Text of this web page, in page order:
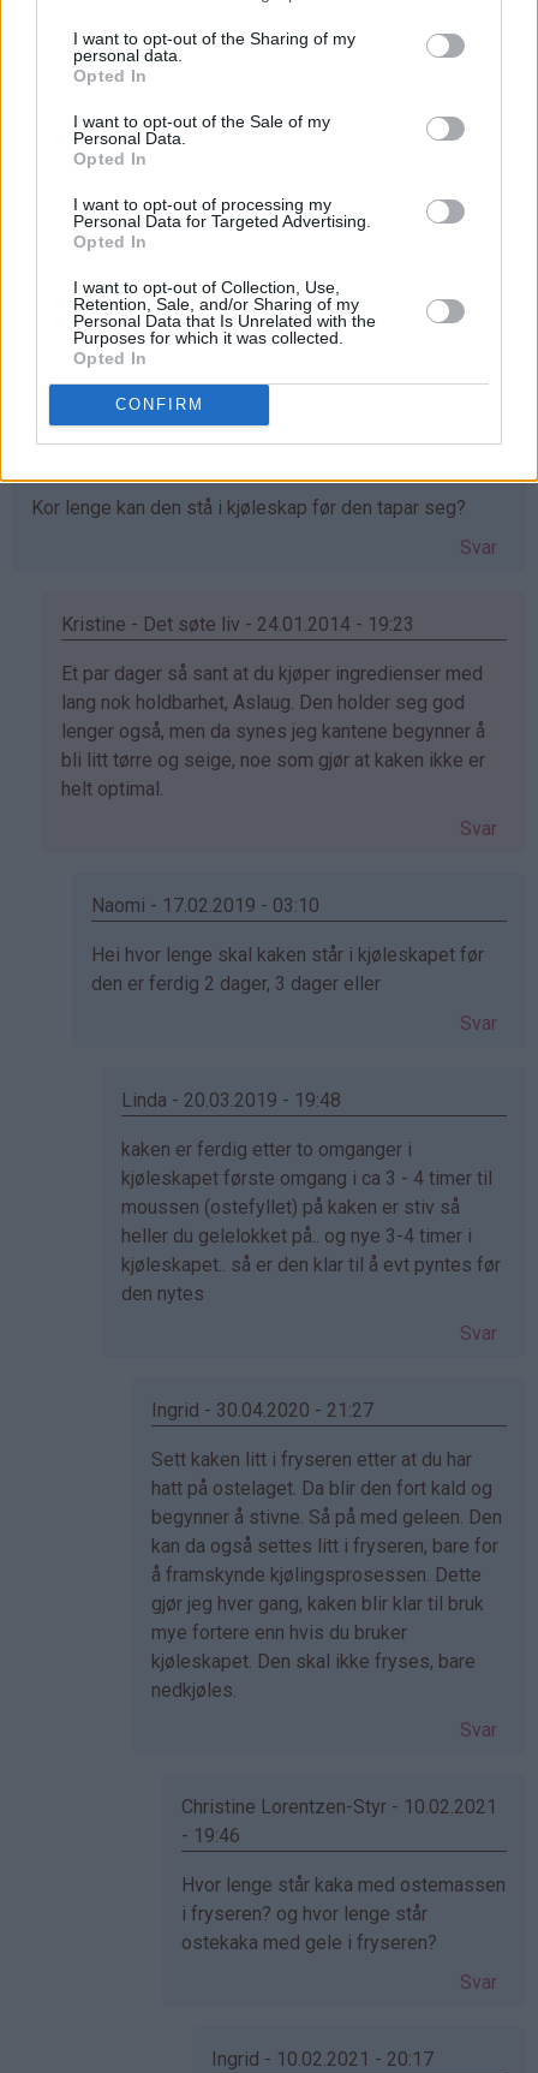
I want to opt-out of the Sharing of my
personal data.
Opted In
I want to opt-out of the Sale of my
Personal Data.
Opted In
I want to opt-out of processing my
Personal Data for Targeted Advertising.
Opted In
I want to opt-out of Collection, Use,
Retention, Sale, and/or Sharing of my
Personal Data that Is Unrelated with the
Purposes for which it was collected.
Opted In
CONFIRM
247 kommentarer
Kor lenge kan den stå i kjøleskap før den tapar seg?
Svar
Kristine - Det søte liv - 24.01.2014 - 19:23
Som
svar
på
av
Aslaug
Et par dager så sant at du kjøper ingredienser med
lang nok holdbarhet, Aslaug. Den holder seg god
lenger også, men da synes jeg kantene begynner å
bli litt tørre og seige, noe som gjør at kaken ikke er
helt optimal.
Svar
Naomi - 17.02.2019 - 03:10
Som
svar
Hei hvor lenge skal kaken står i kjøleskapet før
den er ferdig 2 dager, 3 dager eller
Svar
Linda - 20.03.2019 - 19:48
Som
svar
på
av
Naomi
(ikke
kaken er ferdig etter to omganger i
kjøleskapet første omgang i ca 3 - 4 timer til
moussen (ostefyllet) på kaken er stiv så
heller du gelelokket på.. og nye 3-4 timer i
kjøleskapet.. så er den klar til å evt pyntes før
den nytes
Svar
Ingrid - 30.04.2020 - 21:27
Som
svar
på
av
Linda
(ikke
bekreftet)
Sett kaken litt i fryseren etter at du har
hatt på ostelaget. Da blir den fort kald og
begynner å stivne. Så på med geleen. Den
kan da også settes litt i fryseren, bare for
å framskynde kjølingsprosessen. Dette
gjør jeg hver gang, kaken blir klar til bruk
mye fortere enn hvis du bruker
kjøleskapet. Den skal ikke fryses, bare
nedkjøles.
Svar
Christine Lorentzen-Styr - 10.02.2021
- 19:46
Som
svar
på
bekreftet)
Hvor lenge står kaka med ostemassen
i fryseren? og hvor lenge står
ostekaka med gele i fryseren?
Svar
Ingrid - 10.02.2021 - 20:17